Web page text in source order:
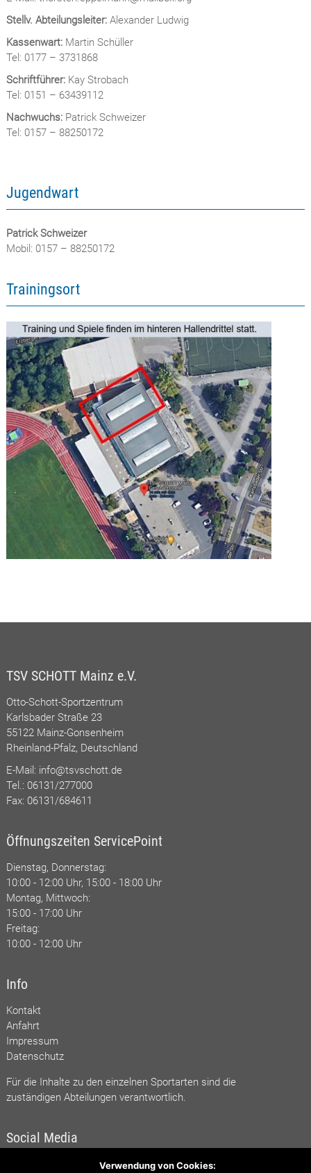
Stellv. Abteilungsleiter:Alexander Ludwig
Kassenwart:Martin Schüller
Tel: 0177 – 3731868
Schriftführer:Kay Strobach
Tel: 0151 – 63439112
Nachwuchs:Patrick Schweizer
Tel: 0157 – 88250172
Jugendwart
Patrick Schweizer
Mobil: 0157 – 88250172
Trainingsort
TSV SCHOTT Mainz e.V.
Otto-Schott-Sportzentrum
Karlsbader Straße 23
55122 Mainz-Gonsenheim
Rheinland-Pfalz, Deutschland
E-Mail: info@tsvschott.de
Tel.: 06131/277000
Fax: 06131/684611
Öffnungszeiten ServicePoint
Dienstag, Donnerstag:
10:00 - 12:00 Uhr, 15:00 - 18:00 Uhr
Montag, Mittwoch:
15:00 - 17:00 Uhr
Freitag:
10:00 - 12:00 Uhr
Info
Kontakt
Anfahrt
Impressum
Datenschutz
Für die Inhalte zu den einzelnen Sportarten sind die
zuständigen Abteilungen verantwortlich.
Social Media
TSV bei facebookVerwendung von Cookies: